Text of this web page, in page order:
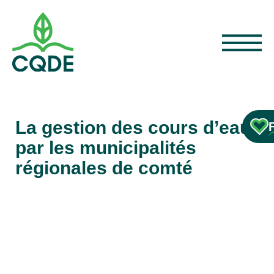
La gestion des cours d’eau
par les municipalités
régionales de comté